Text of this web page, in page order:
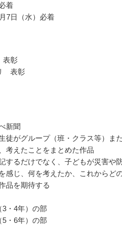
着
7日（水）必着
表彰
表彰
新聞
徒がグループ（班・クラス等）ま
考えたことをまとめた作品
するだけでなく、子どもが災害や
感じ、何を考えたか、これからど
品を期待する
3・4年）の部
5・6年）の部